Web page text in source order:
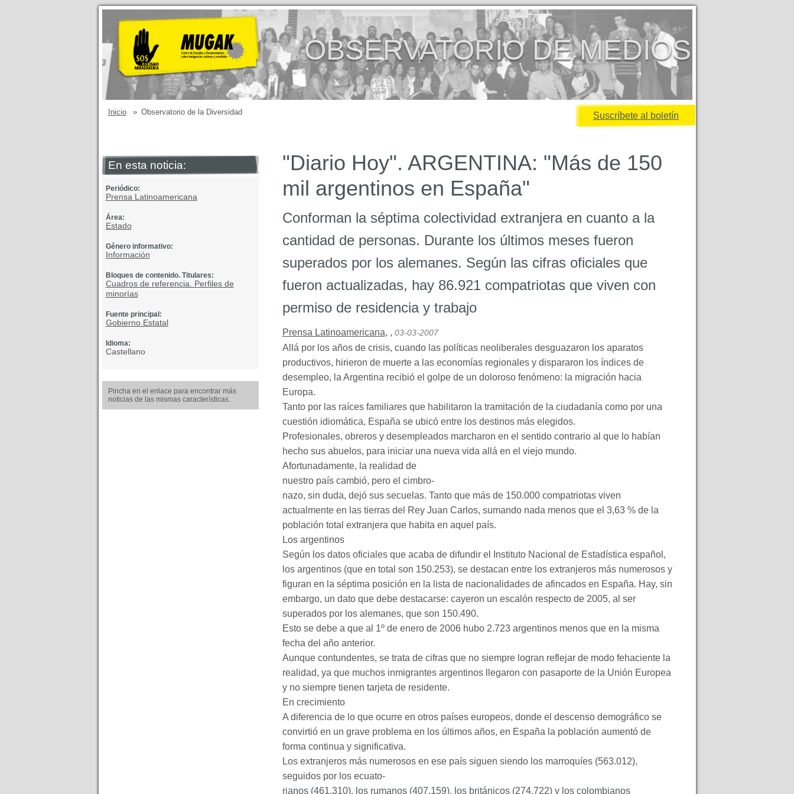
OBSERVATORIO DE MEDIOS
Inicio » Observatorio de la Diversidad Suscríbete al boletín
En esta noticia:
Periódico:
Prensa Latinoamericana
Área:
Estado
Género informativo:
Información
Bloques de contenido. Titulares:
Cuadros de referencia. Perfiles de
minorías
Fuente principal:
Gobierno Estatal
Idioma:
Castellano
Pincha en el enlace para encontrar más
noticias de las mismas características.
"Diario Hoy". ARGENTINA: "Más de 150
mil argentinos en España"
Conforman la séptima colectividad extranjera en cuanto a la
cantidad de personas. Durante los últimos meses fueron
superados por los alemanes. Según las cifras oficiales que
fueron actualizadas, hay 86.921 compatriotas que viven con
permiso de residencia y trabajo
Prensa Latinoamericana, , 03-03-2007
Allá por los años de crisis, cuando las políticas neoliberales desguazaron los aparatos
productivos, hirieron de muerte a las economías regionales y dispararon los índices de
desempleo, la Argentina recibió el golpe de un doloroso fenómeno: la migración hacia
Europa.
Tanto por las raíces familiares que habilitaron la tramitación de la ciudadanía como por una
cuestión idiomática, España se ubicó entre los destinos más elegidos.
Profesionales, obreros y desempleados marcharon en el sentido contrario al que lo habían
hecho sus abuelos, para iniciar una nueva vida allá en el viejo mundo.
Afortunadamente, la realidad de
nuestro país cambió, pero el cimbro-
nazo, sin duda, dejó sus secuelas. Tanto que más de 150.000 compatriotas viven
actualmente en las tierras del Rey Juan Carlos, sumando nada menos que el 3,63 % de la
población total extranjera que habita en aquel país.
Los argentinos
Según los datos oficiales que acaba de difundir el Instituto Nacional de Estadística español,
los argentinos (que en total son 150.253), se destacan entre los extranjeros más numerosos y
figuran en la séptima posición en la lista de nacionalidades de afincados en España. Hay, sin
embargo, un dato que debe destacarse: cayeron un escalón respecto de 2005, al ser
superados por los alemanes, que son 150.490.
Esto se debe a que al 1º de enero de 2006 hubo 2.723 argentinos menos que en la misma
fecha del año anterior.
Aunque contundentes, se trata de cifras que no siempre logran reflejar de modo fehaciente la
realidad, ya que muchos inmigrantes argentinos llegaron con pasaporte de la Unión Europea
y no siempre tienen tarjeta de residente.
En crecimiento
A diferencia de lo que ocurre en otros países europeos, donde el descenso demográfico se
convirtió en un grave problema en los últimos años, en España la población aumentó de
forma continua y significativa.
Los extranjeros más numerosos en ese país siguen siendo los marroquíes (563.012),
seguidos por los ecuato-
rianos (461.310), los rumanos (407.159), los británicos (274.722) y los colombianos